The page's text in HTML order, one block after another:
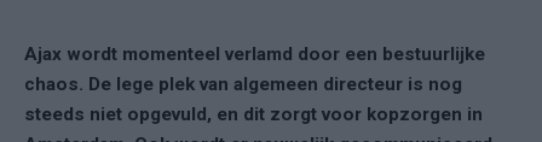
Ajax wordt momenteel verlamd door een bestuurlijke
chaos. De lege plek van algemeen directeur is nog
steeds niet opgevuld, en dit zorgt voor kopzorgen in